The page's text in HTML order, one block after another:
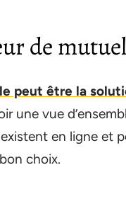
de
peut être la
une vue
en ligne et
choix.